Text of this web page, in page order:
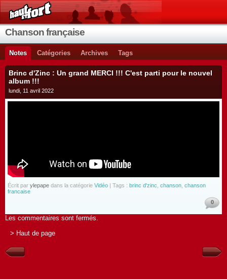
Chanson française
Notes Catégories Archives Tags
Brinc d'Zinc : Un grand MERCI !!! C'est parti pour le nouvel
album !!!
lundi, 11 avril 2022
Écrit par ylepape dans la catégorie Vidéo | Tags : brinc d'zinc chanson chanson
francaise
0
Les commentaires sont fermés.
> Haut de page